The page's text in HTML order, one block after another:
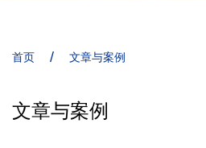
首页 / 文章与案例
文章与案例